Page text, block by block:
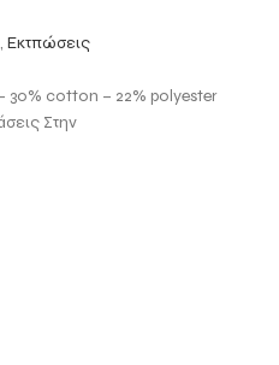
, Εκτπώσεις
30% cotton – 22% polyester
Στην